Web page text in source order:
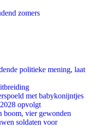
zomers
politieke mening, laat
met babykonijntjes
opvolgt
boom, vier gewonden
soldaten voor